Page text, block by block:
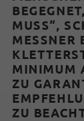
MUSS“,
MESSNER
MINIMUM
ZU
ZU